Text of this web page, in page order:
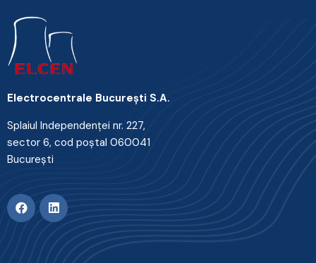
Electrocentrale Bucureşti S.A.
Splaiul Independenţei nr. 227,
sector 6, cod poştal 060041
Bucureşti